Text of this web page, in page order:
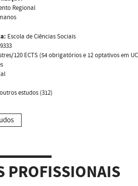
Regional
Escola de Ciências Sociais
120 ECTS (54 obrigatórios e 12 optativos em
estudos (312)
PROFISSIONAIS